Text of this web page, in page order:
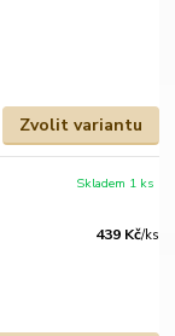
Zvolit variantu
439 Kč/ks
Skladem 1 ks